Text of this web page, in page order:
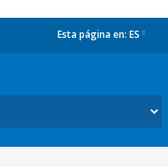
Esta página en: ES